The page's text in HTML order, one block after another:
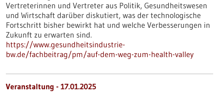
Vertreterinnen und Vertreter aus Politik, Gesundheitswesen
und Wirtschaft darüber diskutiert, was der technologische
Fortschritt bisher bewirkt hat und welche Verbesserungen in
Zukunft zu erwarten sind.
https://www.gesundheitsindustrie-
bw.de/fachbeitrag/pm/auf-dem-weg-zum-health-valley
Veranstaltung - 17.01.2025